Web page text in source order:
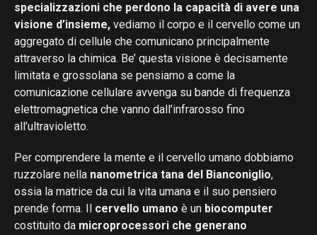
specializzazioni che perdono la capacità di avere una
visione d’insieme, vediamo il corpo e il cervello come un
aggregato di cellule che comunicano principalmente
attraverso la chimica. Be’ questa visione è decisamente
limitata e grossolana se pensiamo a come la
comunicazione cellulare avvenga su bande di frequenza
elettromagnetica che vanno dall’infrarosso fino
all’ultravioletto.
Per comprendere la mente e il cervello umano dobbiamo
ruzzolare nella nanometrica tana del Bianconiglio,
ossia la matrice da cui la vita umana e il suo pensiero
prende forma. Il cervello umano è un biocomputer
costituito da microprocessori che generano